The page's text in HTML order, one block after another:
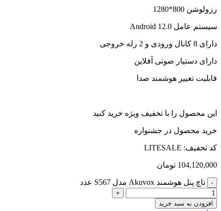
رزولوشن 800*1280
سیستم عامل Android 12.0
دارای 8 کانال ورودی و 2 رله خروجی
دارای دستیار صوتی آفلاین
قابلیت تغییر هوشمند صدا
این محصول را با تخفیف ویژه خرید کنید
خرید محصول در جشنواره
کد تخفیف: LITESALE
104,120,000 تومان
تاچ پنل هوشمند Akuvox مدل S567 عدد
افزودن به سبد خرید